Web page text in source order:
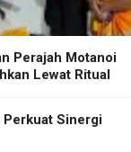
Perajah Motanoi
Lewat Ritual
Perkuat Sinergi